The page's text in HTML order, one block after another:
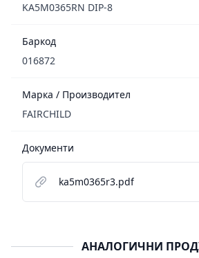
KA5M0365RN DIP-8
Баркод
016872
Марка / Производител
FAIRCHILD
Документи
ka5m0365r3.pdf
АНАЛОГИЧНИ